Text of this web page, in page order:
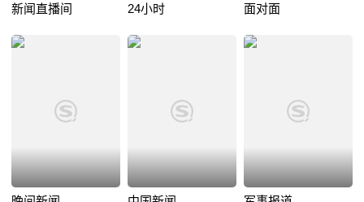
新闻直播间 24小时 面对面